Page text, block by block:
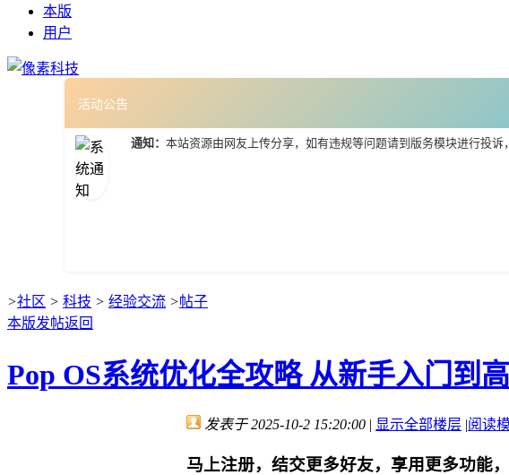
本版
用户
活动公告
通知： 本站资源由网友上传分享，如有违规等问题请到版务模块进行投诉
>社区 > 科技 > 经验交流 >帖子
本版发帖返回
Pop OS系统优化全攻略 从新手入门到
发表于 2025-10-2 15:20:00 | 显示全部楼层 |阅读
马上注册，结交更多好友，享用更多功能